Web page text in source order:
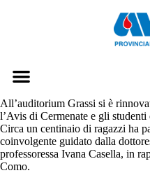
All’auditorium Grassi si è
l’Avis di Cermenate e gli studenti
Circa un centinaio di ragazzi ha
coinvolgente guidato dalla
professoressa Ivana Casella, in
Como.